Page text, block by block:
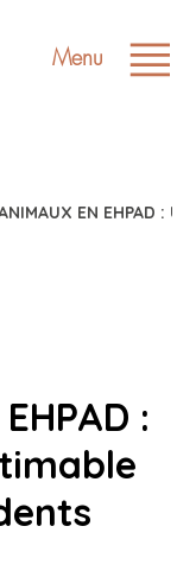
Menu
EN EHPAD :
: